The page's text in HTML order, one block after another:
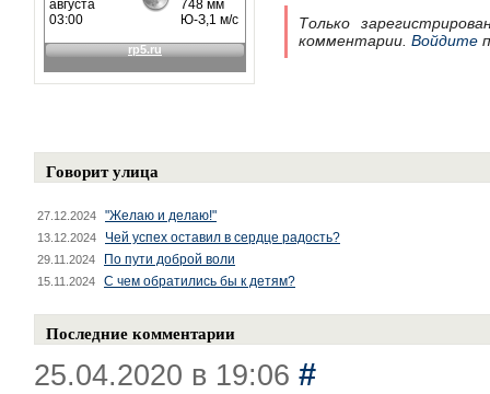
Только
комментарии. Войдите
Говорит улица
27.12.2024 "Желаю и делаю!"
13.12.2024 Чей успех оставил в сердце радость?
29.11.2024 По пути доброй воли
15.11.2024 С чем обратились бы к детям?
Последние комментарии
25.04.2020 в 19:06 #